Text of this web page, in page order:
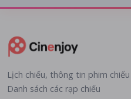
Lịch chiếu, thông tin phim
Danh sách các rạp chiếu